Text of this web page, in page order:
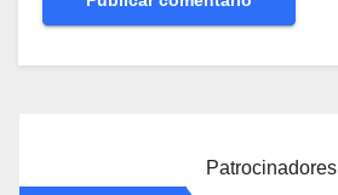
Patrocinadores